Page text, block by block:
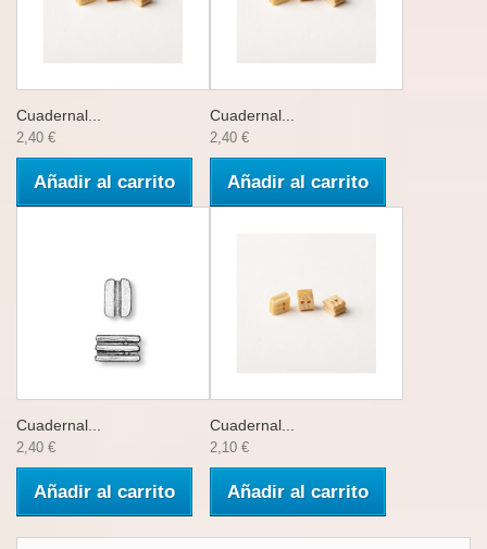
Cuadernal...
2,40 €
Añadir al carrito
Cuadernal...
2,40 €
Añadir al carrito
Cuadernal...
2,40 €
Añadir al carrito
Cuadernal...
2,10 €
Añadir al carrito